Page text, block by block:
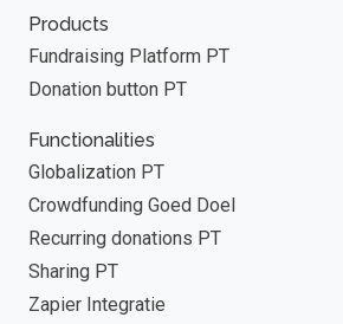
Products
Fundraising Platform PT
Donation button PT
Functionalities
Globalization PT
Crowdfunding Goed Doel
Recurring donations PT
Sharing PT
Zapier Integratie